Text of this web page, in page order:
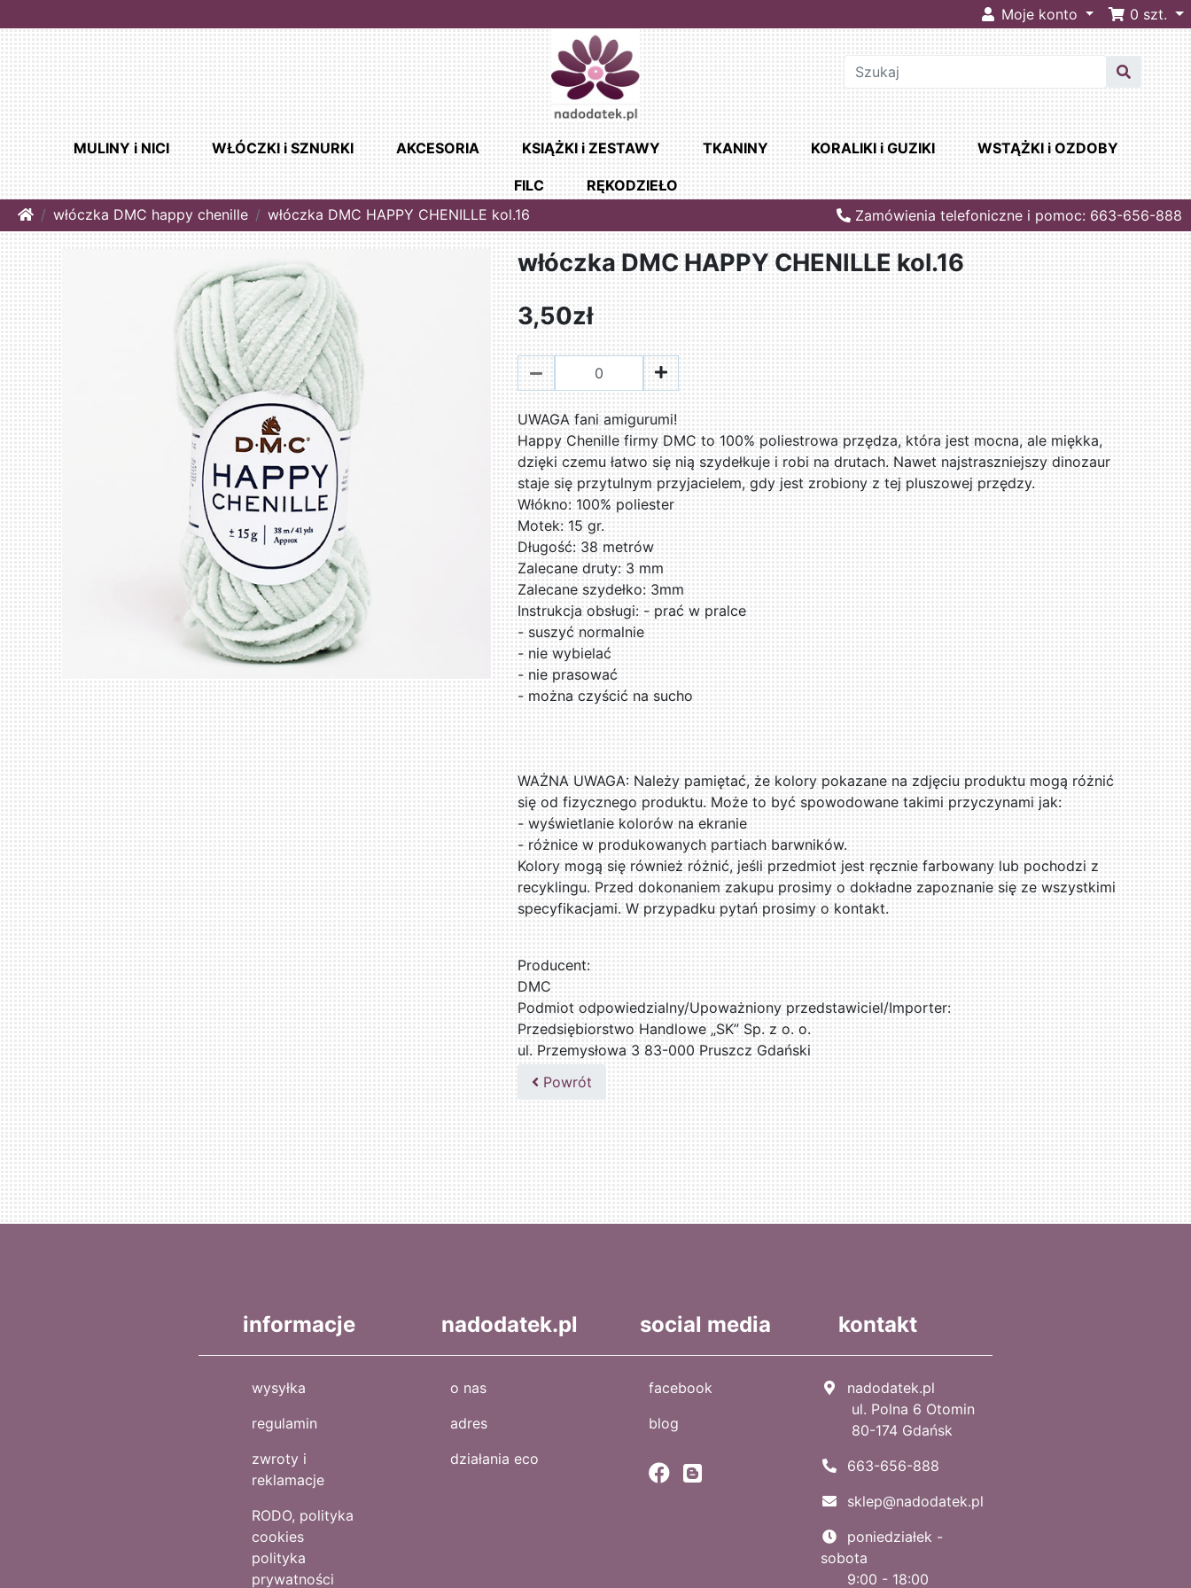
Moje konto 0 szt.
MULINY i NICI WŁÓCZKI i SZNURKI AKCESORIA KSIĄŻKI i ZESTAWY TKANINY KORALIKI i GUZIKI WSTĄŻKI i OZDOBY
FILC
RĘKODZIEŁO
Homewłóczka DMC happy chenille włóczka DMC HAPPY CHENILLE kol.16 Zamówienia telefoniczne i pomoc: 663-656-888
włóczka DMC HAPPY CHENILLE kol.16
3,50zł
UWAGA fani amigurumi!
Happy Chenille firmy DMC to 100% poliestrowa przędza, która jest mocna, ale miękka,
dzięki czemu łatwo się nią szydełkuje i robi na drutach. Nawet najstraszniejszy dinozaur
staje się przytulnym przyjacielem, gdy jest zrobiony z tej pluszowej przędzy.
Włókno: 100% poliester
Motek: 15 gr.
Długość: 38 metrów
Zalecane druty: 3 mm
Zalecane szydełko: 3mm
Instrukcja obsługi: - prać w pralce
- suszyć normalnie
- nie wybielać
- nie prasować
- można czyścić na sucho
WAŻNA UWAGA: Należy pamiętać, że kolory pokazane na zdjęciu produktu mogą różnić
się od fizycznego produktu. Może to być spowodowane takimi przyczynami jak:
- wyświetlanie kolorów na ekranie
- różnice w produkowanych partiach barwników.
Kolory mogą się również różnić, jeśli przedmiot jest ręcznie farbowany lub pochodzi z
recyklingu. Przed dokonaniem zakupu prosimy o dokładne zapoznanie się ze wszystkimi
specyfikacjami. W przypadku pytań prosimy o kontakt.
Producent:
DMC
Podmiot odpowiedzialny/Upoważniony przedstawiciel/Importer:
Przedsiębiorstwo Handlowe „SK” Sp. z o. o.
ul. Przemysłowa 3 83-000 Pruszcz Gdański
509076255
Powrót
informacje
wysyłka
regulamin
zwroty i
reklamacje
RODO, polityka
cookies
polityka
prywatności
nadodatek.pl
o nas
adres
działania eco
social media
facebook
blog
kontakt
nadodatek.pl
ul. Polna 6 Otomin
80-174 Gdańsk
663-656-888
sklep@nadodatek.pl
poniedziałek -
sobota
9:00 - 18:00